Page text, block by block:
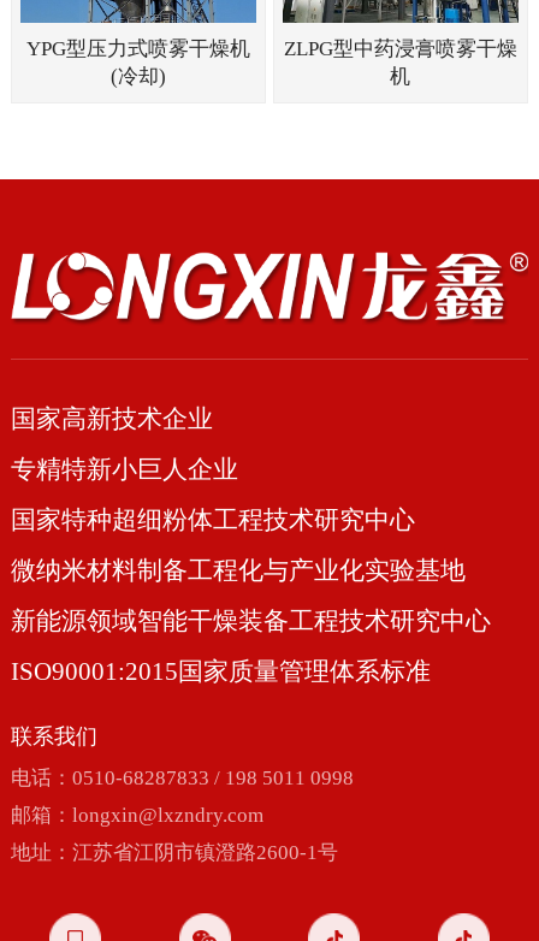
YPG型压力式喷雾干燥机
(冷却)
ZLPG型中药浸膏喷雾干燥
机
国家高新技术企业
专精特新小巨人企业
国家特种超细粉体工程技术研究中心
微纳米材料制备工程化与产业化实验基地
新能源领域智能干燥装备工程技术研究中心
ISO90001:2015国家质量管理体系标准
联系我们
电话：0510-68287833 / 198 5011 0998
邮箱： longxin@lxzndry.com
地址：江苏省江阴市镇澄路2600-1号